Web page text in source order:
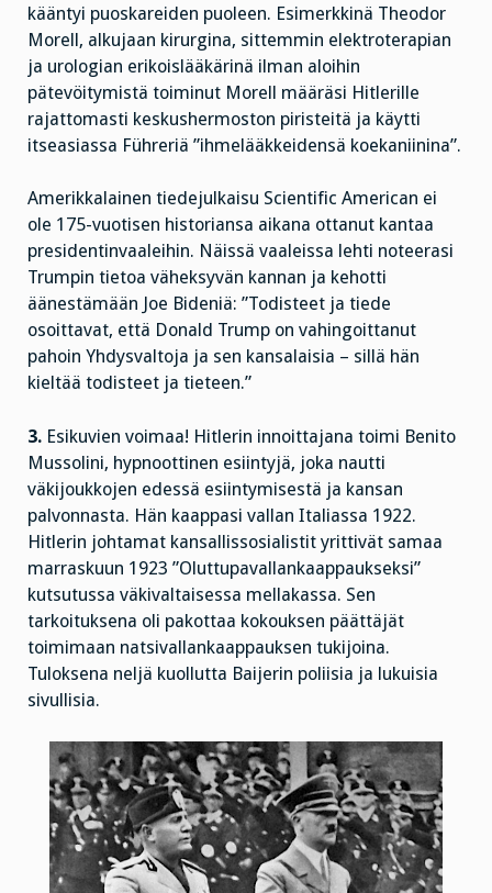
kääntyi puoskareiden puoleen. Esimerkkinä Theodor
Morell, alkujaan kirurgina, sittemmin elektroterapian
ja urologian erikoislääkärinä ilman aloihin
pätevöitymistä toiminut Morell määräsi Hitlerille
rajattomasti keskushermoston piristeitä ja käytti
itseasiassa Führeriä ”ihmelääkkeidensä koekaniinina”.
Amerikkalainen tiedejulkaisu Scientific American ei
ole 175-vuotisen historiansa aikana ottanut kantaa
presidentinvaaleihin. Näissä vaaleissa lehti noteerasi
Trumpin tietoa väheksyvän kannan ja kehotti
äänestämään Joe Bideniä: ”Todisteet ja tiede
osoittavat, että Donald Trump on vahingoittanut
pahoin Yhdysvaltoja ja sen kansalaisia – sillä hän
kieltää todisteet ja tieteen.”
3. Esikuvien voimaa! Hitlerin innoittajana toimi Benito
Mussolini, hypnoottinen esiintyjä, joka nautti
väkijoukkojen edessä esiintymisestä ja kansan
palvonnasta. Hän kaappasi vallan Italiassa 1922.
Hitlerin johtamat kansallissosialistit yrittivät samaa
marraskuun 1923 ”Oluttupavallankaappaukseksi”
kutsutussa väkivaltaisessa mellakassa. Sen
tarkoituksena oli pakottaa kokouksen päättäjät
toimimaan natsivallankaappauksen tukijoina.
Tuloksena neljä kuollutta Baijerin poliisia ja lukuisia
sivullisia.